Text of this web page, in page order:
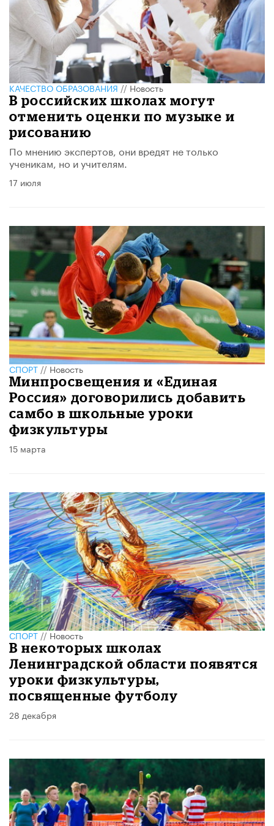
КАЧЕСТВО ОБРАЗОВАНИЯ//Новость
В российских школах могут
отменить оценки по музыке и
рисованию
По мнению экспертов, они вредят не только
ученикам, но и учителям.
17 июля
СПОРТ//Новость
Минпросвещения и «Единая
Россия» договорились добавить
самбо в школьные уроки
физкультуры
15 марта
СПОРТ//Новость
В некоторых школах
Ленинградской области появятся
уроки физкультуры,
посвященные футболу
28 декабря